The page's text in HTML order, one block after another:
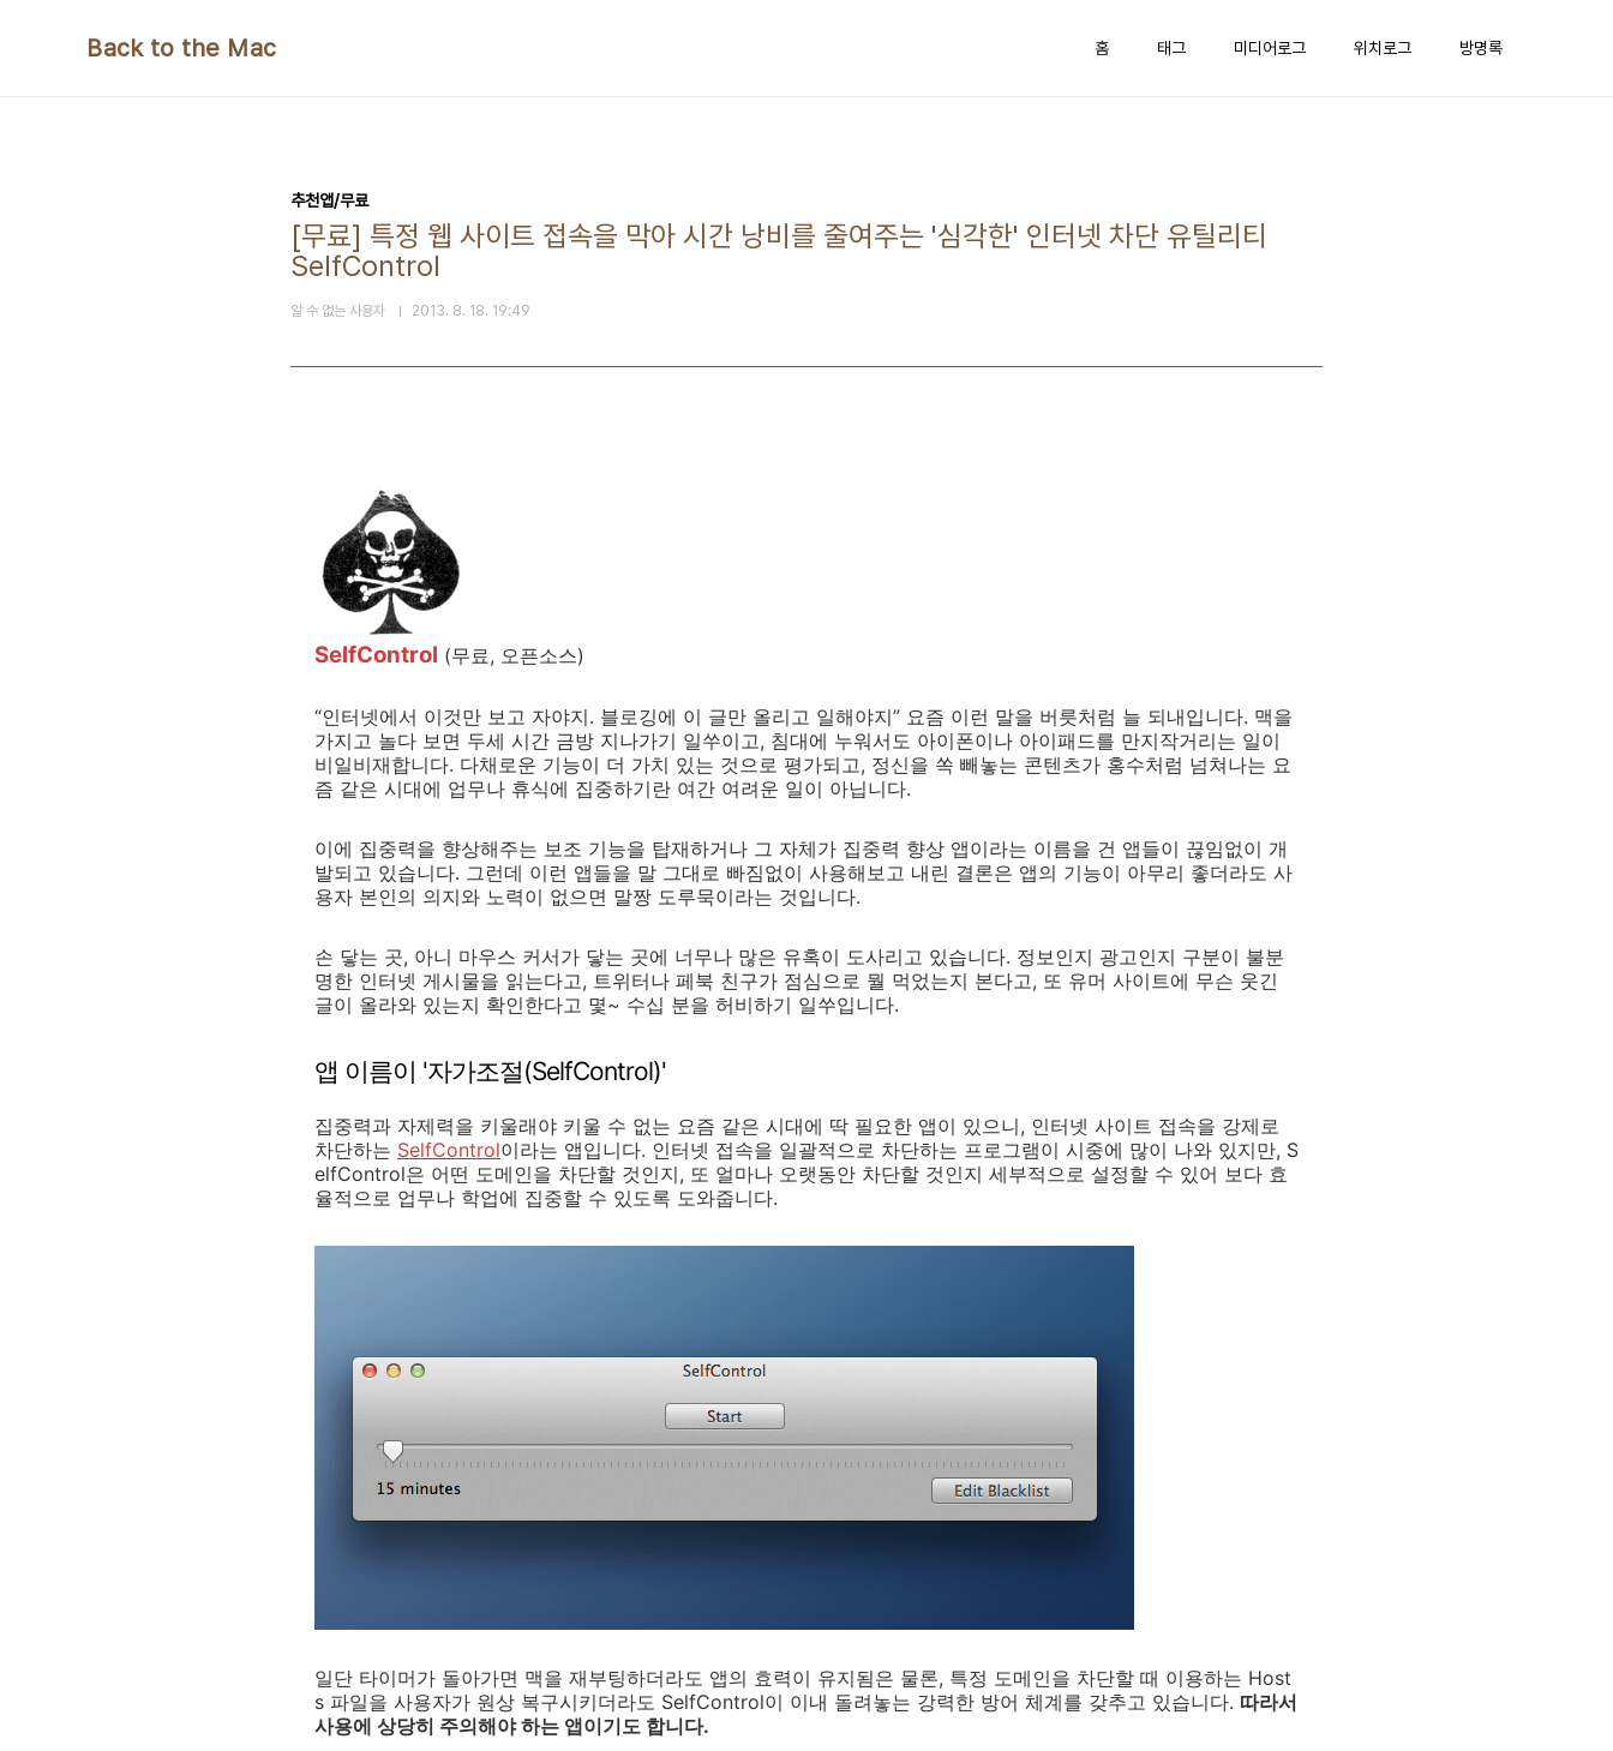
Back to the Mac 홈 태그 미디어로그 위치로그 방명록
추천앱/무료
[무료] 특정 웹 사이트 접속을 막아 시간 낭비를 줄여주는 '심각한' 인터넷 차단 유틸리티
SelfControl
알 수 없는 사용자 2013. 8. 18. 19:49
SelfControl (무료, 오픈소스)
“인터넷에서 이것만 보고 자야지. 블로깅에 이 글만 올리고 일해야지” 요즘 이런 말을 버릇처럼 늘 되내입니다. 맥을
가지고 놀다 보면 두세 시간 금방 지나가기 일쑤이고, 침대에 누워서도 아이폰이나 아이패드를 만지작거리는 일이
비일비재합니다. 다채로운 기능이 더 가치 있는 것으로 평가되고, 정신을 쏙 빼놓는 콘텐츠가 홍수처럼 넘쳐나는 요
즘 같은 시대에 업무나 휴식에 집중하기란 여간 여려운 일이 아닙니다.
이에 집중력을 향상해주는 보조 기능을 탑재하거나 그 자체가 집중력 향상 앱이라는 이름을 건 앱들이 끊임없이 개
발되고 있습니다. 그런데 이런 앱들을 말 그대로 빠짐없이 사용해보고 내린 결론은 앱의 기능이 아무리 좋더라도 사
용자 본인의 의지와 노력이 없으면 말짱 도루묵이라는 것입니다.
손 닿는 곳, 아니 마우스 커서가 닿는 곳에 너무나 많은 유혹이 도사리고 있습니다. 정보인지 광고인지 구분이 불분
명한 인터넷 게시물을 읽는다고, 트위터나 페북 친구가 점심으로 뭘 먹었는지 본다고, 또 유머 사이트에 무슨 웃긴
글이 올라와 있는지 확인한다고 몇~ 수십 분을 허비하기 일쑤입니다.
앱 이름이 '자가조절(SelfControl)'
집중력과 자제력을 키울래야 키울 수 없는 요즘 같은 시대에 딱 필요한 앱이 있으니, 인터넷 사이트 접속을 강제로
차단하는 SelfControl이라는 앱입니다. 인터넷 접속을 일괄적으로 차단하는 프로그램이 시중에 많이 나와 있지만, S
elfControl은 어떤 도메인을 차단할 것인지, 또 얼마나 오랫동안 차단할 것인지 세부적으로 설정할 수 있어 보다 효
율적으로 업무나 학업에 집중할 수 있도록 도와줍니다.
일단 타이머가 돌아가면 맥을 재부팅하더라도 앱의 효력이 유지됨은 물론, 특정 도메인을 차단할 때 이용하는 Host
s 파일을 사용자가 원상 복구시키더라도 SelfControl이 이내 돌려놓는 강력한 방어 체계를 갖추고 있습니다. 따라서
사용에 상당히 주의해야 하는 앱이기도 합니다.